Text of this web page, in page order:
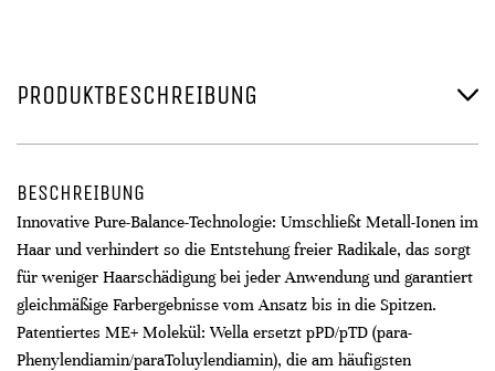
PRODUKTBESCHREIBUNG
BESCHREIBUNG
Innovative Pure-Balance-Technologie: Umschließt Metall-Ionen im
Haar und verhindert so die Entstehung freier Radikale, das sorgt
für weniger Haarschädigung bei jeder Anwendung und garantiert
gleichmäßige Farbergebnisse vom Ansatz bis in die Spitzen.
Patentiertes ME+ Molekül: Wella ersetzt pPD/pTD (para-
Phenylendiamin/paraToluylendiamin), die am häufigsten